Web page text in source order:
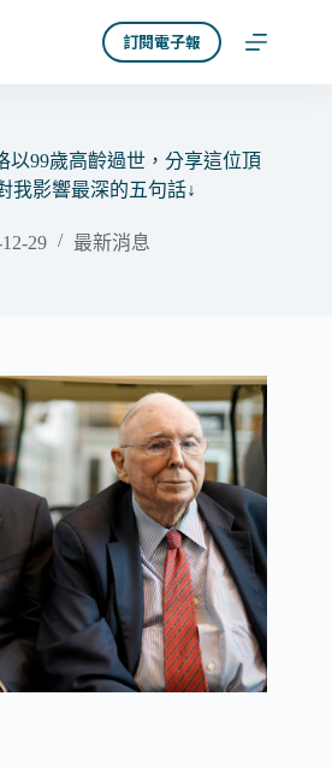
訂閱電子報
以99歲高齡過世，分享這位頂
我影響最深的五句話↓
29 最新消息